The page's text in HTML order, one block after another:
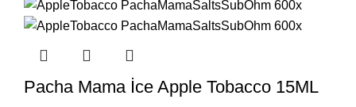
Pacha Mama İce Apple Tobacco 15ML